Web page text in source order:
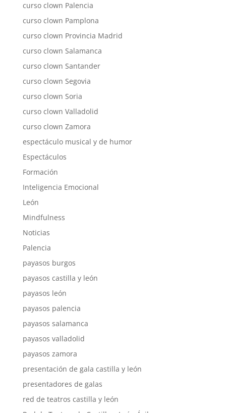
curso clown Palencia
curso clown Pamplona
curso clown Provincia Madrid
curso clown Salamanca
curso clown Santander
curso clown Segovia
curso clown Soria
curso clown Valladolid
curso clown Zamora
espectáculo musical y de humor
Espectáculos
Formación
Inteligencia Emocional
León
Mindfulness
Noticias
Palencia
payasos burgos
payasos castilla y león
payasos león
payasos palencia
payasos salamanca
payasos valladolid
payasos zamora
presentación de gala castilla y león
presentadores de galas
red de teatros castilla y león